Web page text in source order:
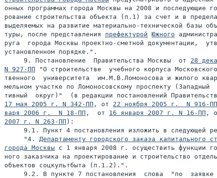
онных программах города Москвы на 2008 и последующие
рование строительства объекта (п.1) за счет и в
выделяемых на развитие материально-технической базы
туры, после представления префектурой Южного
руга  города Москвы проектно-сметной документации,
установленном порядке.".
     9. Постановление  Правительства Москвы  от
28
N 927-ПП "О строительстве  учебного корпуса
твенного  университета  им.М.В.Ломоносова и жилого
17 мая 2005 г. N 342-ПП , от 22 ноября 2005 г.  N 916-ПП
варя 2006 г.  N 18-ПП ,  от 16 января 2007 г. N 16-ПП ,
2007 г. N 263-ПП ):
9.1. Пункт 4 постановления изложить в следующей
     "4.
Департаменту городского заказа капитального
города Москвы с 1 января 2008 г. осуществить функции
ного заказчика на проектирование и строительство
объектов соцкультбыта (п.1.2).".
9.2. В пункте 7 постановления  слова  "по  заявке